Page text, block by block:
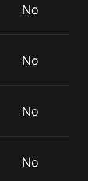
No
No
No
No